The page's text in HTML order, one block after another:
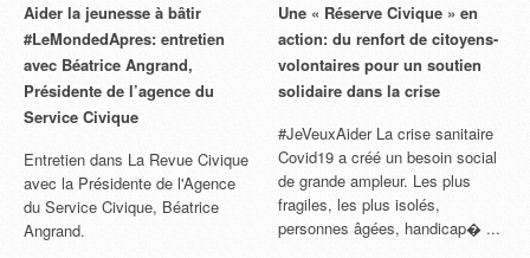
Aider la jeunesse à bâtir
#LeMondedApres: entretien
avec Béatrice Angrand,
Présidente de l’agence du
Service Civique
Entretien dans La Revue Civique
avec la Présidente de l'Agence
du Service Civique, Béatrice
Angrand.
Une « Réserve Civique » en
action: du renfort de citoyens-
volontaires pour un soutien
solidaire dans la crise
#JeVeuxAider La crise sanitaire
Covid19 a créé un besoin social
de grande ampleur. Les plus
fragiles, les plus isolés,
personnes âgées, handicap� ...